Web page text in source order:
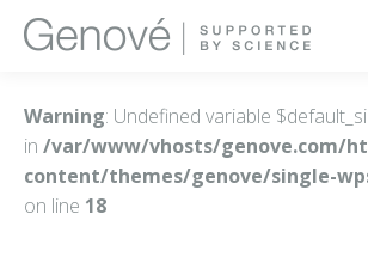
Warning: Undefined variable
in /var/www/vhosts/genove.com/
content/themes/genove/single-
on line 18